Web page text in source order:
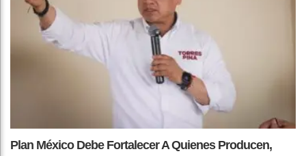
Plan México Debe Fortalecer A Quienes Producen,